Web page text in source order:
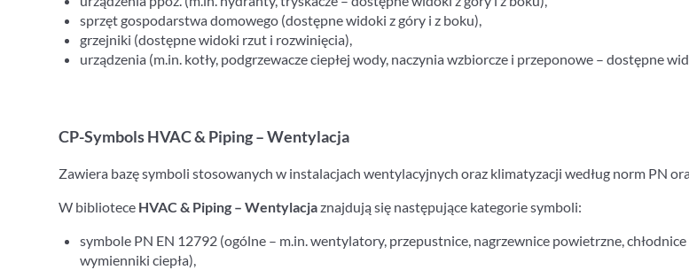
sprzęt gospodarstwa domowego (dostępne widoki z góry i z boku),
grzejniki (dostępne widoki rzut i rozwinięcia),
urządzenia (m.in. kotły, podgrzewacze ciepłej wody, naczynia wzbiorcze i przeponowe – dostępne
CP-Symbols HVAC & Piping – Wentylacja
Zawiera bazę symboli stosowanych w instalacjach wentylacyjnych oraz klimatyzacji według norm PN
W bibliotece HVAC & Piping – Wentylacjaznajdują się następujące kategorie symboli:
symbole PN EN 12792 (ogólne – m.in. wentylatory, przepustnice, nagrzewnice powietrzne,
wymienniki ciepła),